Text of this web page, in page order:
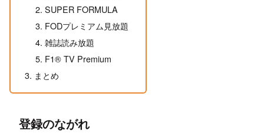
SUPER FORMULA
FODプレミアム見放題
雑誌読み放題
F1® TV Premium
まとめ
登録のながれ